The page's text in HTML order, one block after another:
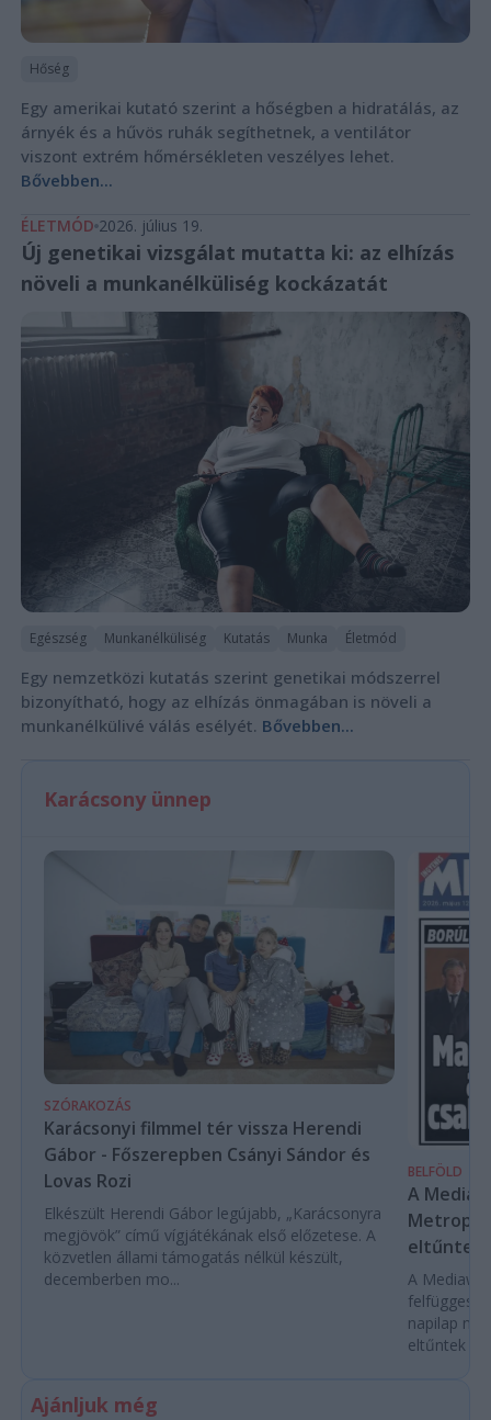
Hőség
Egy amerikai kutató szerint a hőségben a hidratálás, az
árnyék és a hűvös ruhák segíthetnek, a ventilátor
viszont extrém hőmérsékleten veszélyes lehet.
Bővebben...
ÉLETMÓD 2026. július 19.
Új genetikai vizsgálat mutatta ki: az elhízás
növeli a munkanélküliség kockázatát
Egészség Munkanélküliség Kutatás Munka Életmód
Egy nemzetközi kutatás szerint genetikai módszerrel
bizonyítható, hogy az elhízás önmagában is növeli a
munkanélkülivé válás esélyét. Bővebben...
Karácsony ünnep
SZÓRAKOZÁS
Karácsonyi filmmel tér vissza Herendi
Gábor - Főszerepben Csányi Sándor és
Lovas Rozi
Elkészült Herendi Gábor legújabb, „Karácsonyra
megjövök” című vígjátékának első előzetese. A
közvetlen állami támogatás nélkül készült,
decemberben mo...
BELFÖLD
A
Metropol
eltűntek
A
napilap
eltűntek
Ajánljuk még